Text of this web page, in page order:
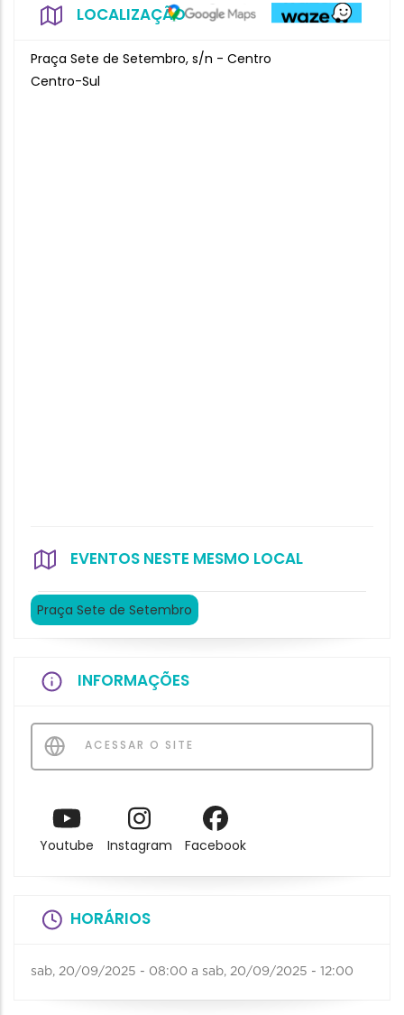
LOCALIZAÇÃO
Praça Sete de Setembro, s/n - Centro
Centro-Sul
EVENTOS NESTE MESMO LOCAL
Praça Sete de Setembro
INFORMAÇÕES
ACESSAR O SITE
Youtube Instagram Facebook
HORÁRIOS
sab, 20/09/2025 - 08:00 a sab, 20/09/2025 - 12:00